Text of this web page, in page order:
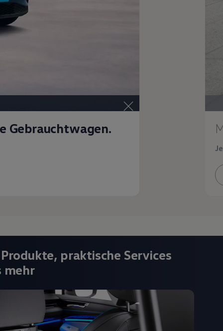
Gebrauchtwagen.
praktische Services
mehr